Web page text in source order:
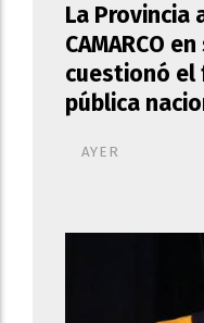
La Provincia
CAMARCO
cuestionó el
pública
AYER